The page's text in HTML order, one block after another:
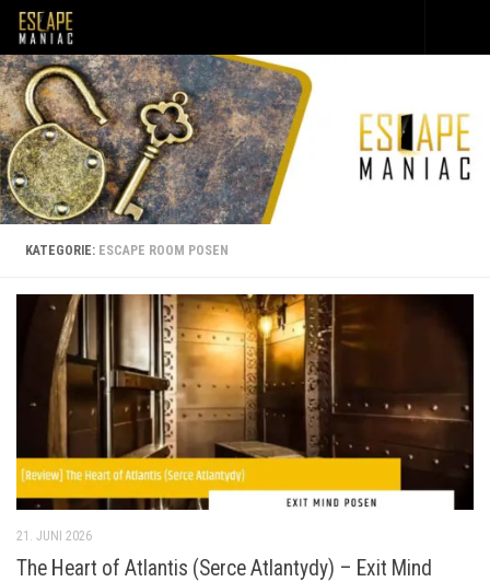
Unter dem Inhalt
KATEGORIE: ESCAPE ROOM POSEN
21. JUNI 2026
The Heart of Atlantis (Serce Atlantydy) – Exit Mind